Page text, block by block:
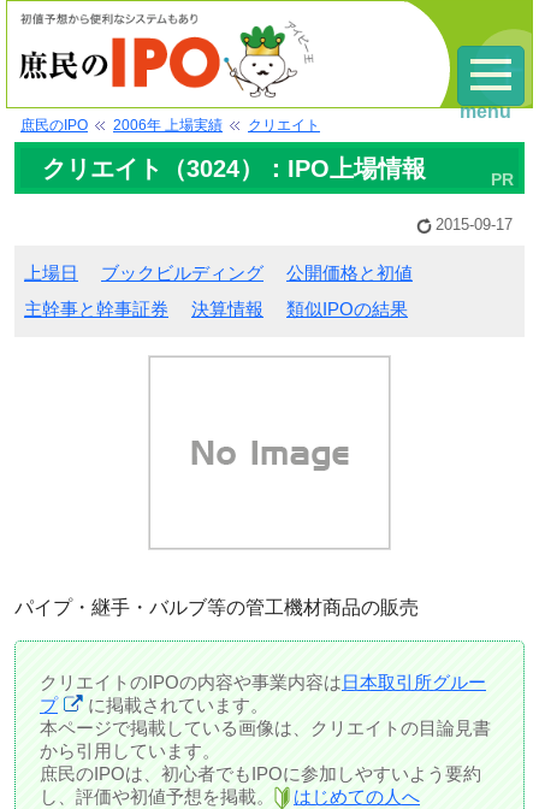
庶民のIPO 2006年 上場実績 クリエイト
クリエイト（3024）：IPO上場情報
2015-09-17
上場日 ブックビルディング
公開価格と初値
主幹事と幹事証券
決算情報 類似IPOの結果
パイプ・継手・バルブ等の管工機材商品の販売
クリエイトのIPOの内容や事業内容は日本取引所グルー
プ
に掲載されています。
本ページで掲載している画像は、クリエイトの目論見書
から引用しています。
庶民のIPOは、初心者でもIPOに参加しやすいよう要約
し、評価や初値予想を掲載。
はじめての人へ
menu